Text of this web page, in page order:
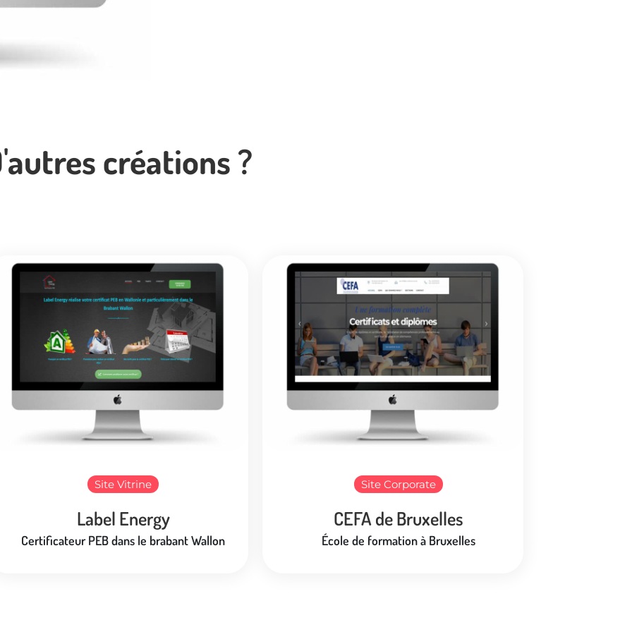
créations ?
Site Vitrine
Label Energy
Certificateur PEB dans le brabant Wallon
Site Corporate
CEFA de Bruxelles
École de formation à Bruxelles